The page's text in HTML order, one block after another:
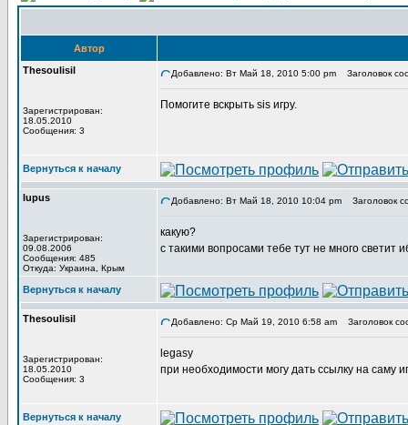
Автор
Thesoulisil
Зарегистрирован:
18.05.2010
Сообщения: 3
Добавлено: Вт Май 18, 2010 5:00 pm Заголовок
Помогите вскрыть sis игру.
Вернуться к началу
lupus
Зарегистрирован:
09.08.2006
Сообщения: 485
Откуда: Украина, Крым
Добавлено: Вт Май 18, 2010 10:04 pm Заголовок
какую?
с такими вопросами тебе тут не много светит
Вернуться к началу
Thesoulisil
Зарегистрирован:
18.05.2010
Сообщения: 3
Добавлено: Ср Май 19, 2010 6:58 am Заголовок
legasy
при необходимости могу дать ссылку на саму
Вернуться к началу